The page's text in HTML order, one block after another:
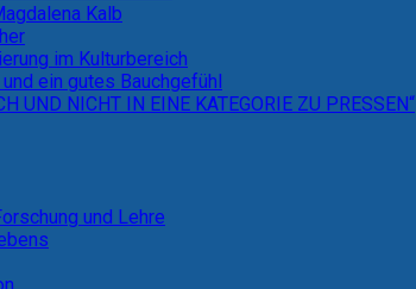
Kalb
im Kulturbereich
ein gutes Bauchgefühl
UND NICHT IN EINE KATEGORIE ZU PRESSEN“
und Lehre